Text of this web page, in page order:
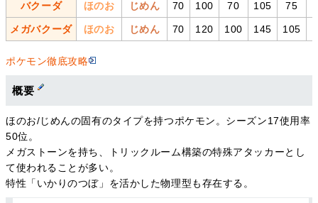
バクーダ ほのお じめん 70 100 70 105 75
メガバクーダ ほのお じめん 70 120 100 145 105
ポケモン徹底攻略
概要
ほのお/じめんの固有のタイプを持つポケモン。シーズン17使用率
50位。
メガストーンを持ち、トリックルーム構築の特殊アタッカーとし
て使われることが多い。
特性「いかりのつぼ」を活かした物理型も存在する。